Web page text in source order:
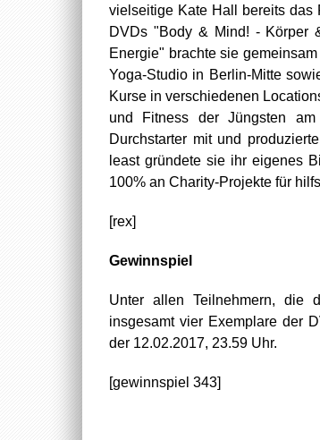
vielseitige Kate Hall bereits das
DVDs "Body & Mind! - Körper
Energie" brachte sie
Yoga-Studio in Berlin-Mitte
Kurse in verschiedenen
und Fitness der Jüngsten
Durchstarter mit und
least gründete sie ihr eigenes
100% an Charity-Projekte für
[rex]
Gewinnspiel
Unter allen Teilnehmern, die
insgesamt vier Exemplare der
der 12.02.2017, 23.59 Uhr.
[gewinnspiel 343]